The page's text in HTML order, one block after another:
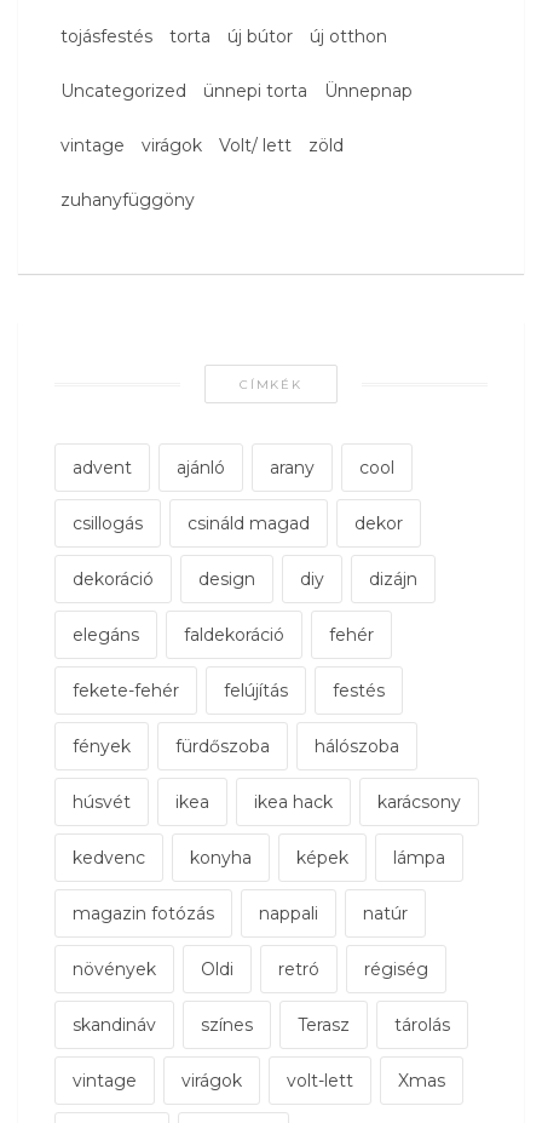
tojásfestés torta új bútor új otthon
Uncategorized ünnepi torta Ünnepnap
vintage virágok Volt/ lett zöld
zuhanyfüggöny
CÍMKÉK
advent ajánló arany cool
csillogás csináld magad dekor
dekoráció design diy dizájn
elegáns faldekoráció fehér
fekete-fehér felújítás festés
fények fürdőszoba hálószoba
húsvét ikea ikea hack karácsony
kedvenc konyha képek lámpa
magazin fotózás nappali natúr
növények Oldi retró régiség
skandináv színes Terasz tárolás
vintage virágok volt-lett Xmas